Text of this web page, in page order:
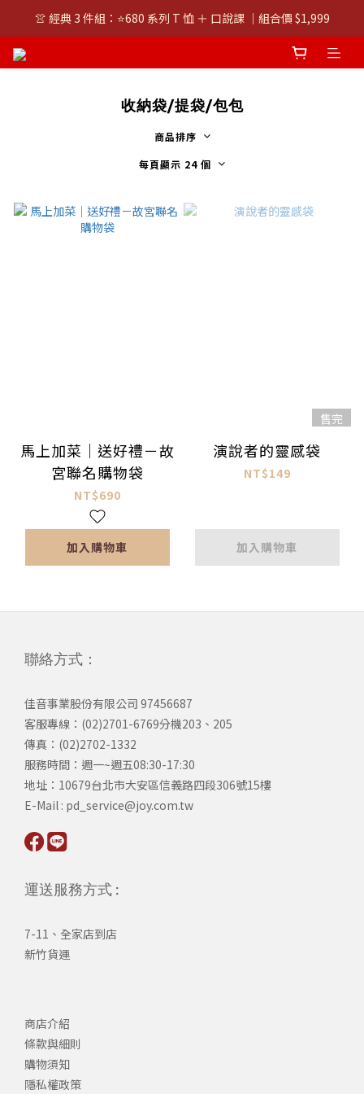
👚 經典 3 件組：⭐680 系列 T 恤 ＋ 口說課 ｜組合價 $1,999
👚 經典 3 件組：⭐680 系列 T 恤 ＋ 口說課 ｜組合價 $1,999
收納袋/提袋/包包
商品排序
每頁顯示 24 個
馬上加菜｜送好禮－故
宮聯名購物袋
NT$690
加入購物車
售完
演說者的靈感袋
NT$149
加入購物車
聯絡方式：
佳音事業股份有限公司 97456687
客服專線：(02)2701-6769分機203、205
傳真：(02)2702-1332
服務時間：週一~週五08:30-17:30
​地址：10679台北市大安區信義路四段306號15樓
​E-Mail : pd_service@joy.com.tw
運送服務方式 :
7-11、全家店到店
新竹貨運
商店介紹
條款與細則
購物須知
隱私權政策